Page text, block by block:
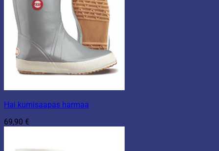
Hai kumisaapas harmaa
69,90 €